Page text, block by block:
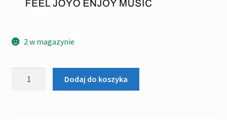
2 w magazynie
Dodaj do koszyka